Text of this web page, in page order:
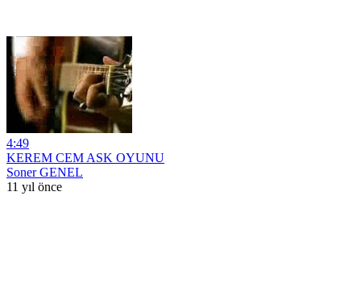
4:49
KEREM CEM ASK OYUNU
Soner GENEL
11 yıl önce